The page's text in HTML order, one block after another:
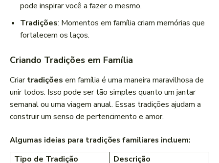
pode inspirar você a fazer o mesmo.
Tradições: Momentos em família criam memórias que
fortalecem os laços.
Criando Tradições em Família
Criartradições em família é uma maneira maravilhosa de
unir todos. Isso pode ser tão simples quanto um jantar
semanal ou uma viagem anual. Essas tradições ajudam a
construir um senso de pertencimento e amor.
Algumas ideias para tradições familiares incluem:
Tipo de Tradição Descrição